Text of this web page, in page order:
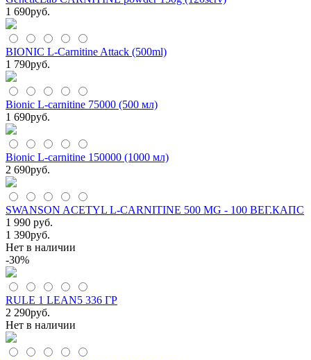
1 690руб.
BIONIC L-Carnitine Attack (500ml)
1 790руб.
Bionic L-carnitine 75000 (500 мл)
1 690руб.
Bionic L-carnitine 150000 (1000 мл)
2 690руб.
SWANSON ACETYL L-CARNITINE 500 MG - 100 ВЕГ.КАПС
1 990 руб.
1 390руб.
Нет в наличии
-30%
RULE 1 LEAN5 336 ГР
2 290руб.
Нет в наличии